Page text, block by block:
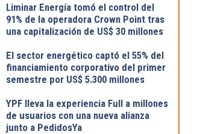
Liminar Energía tomó el control del
91% de la operadora Crown Point tras
una capitalización de US$ 30 millones
El sector energético captó el 55% del
financiamiento corporativo del primer
semestre por US$ 5.300 millones
YPF lleva la experiencia Full a millones
de usuarios con una nueva alianza
junto a PedidosYa